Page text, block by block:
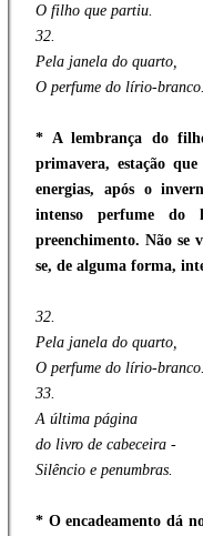
O filho que partiu.
32.
Pela janela do quarto,
O perfume do lírio-branco.
* A lembrança do
primavera, estação
energias, após o
intenso perfume
preenchimento. Não se
se, de alguma forma,
32.
Pela janela do quarto,
O perfume do lírio-branco.
33.
A última página
do livro de cabeceira -
Silêncio e penumbras.
* O encadeamento dá